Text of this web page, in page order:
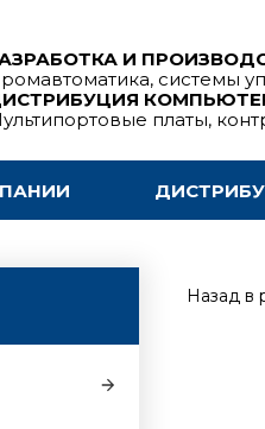
И
системы
платы,
Назад в